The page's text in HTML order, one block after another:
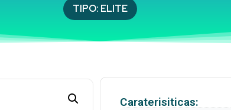
TIPO: ELITE
Caraterisiticas: